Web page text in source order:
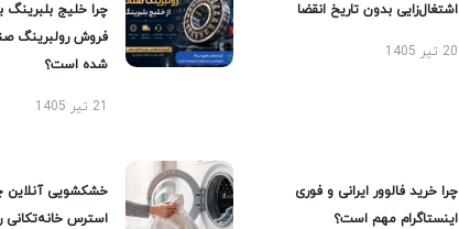
اشتغال‌زایی بدون تاریخ انقضا
20 تیر 1405
چرا خلیج بلبرینگ
فروش رولبرینگ
شده است؟
21 تیر 1405
چرا خرید فالوور ایرانی و فوری
اینستاگرام مهم است؟
خشکشویی آنلاین
استرس خانه‌تکانی